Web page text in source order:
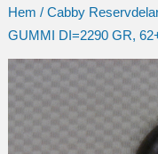
Hem / Cabby
GUMMI DI=2290 GR,